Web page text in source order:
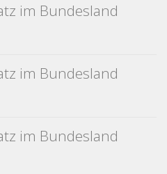
im Bundesland
im Bundesland
im Bundesland